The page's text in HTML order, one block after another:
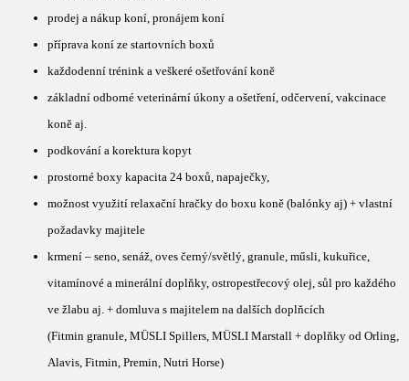
prodej a nákup koní, pronájem koní
příprava koní ze startovních boxů
každodenní trénink a veškeré ošetřování koně
základní odborné veterinární úkony a ošetření, odčervení, vakcinace
koně aj.
podkování a korektura kopyt
prostorné boxy kapacita 24 boxů, napaječky,
možnost využití relaxační hračky do boxu koně (balónky aj) + vlastní
požadavky majitele
krmení – seno, senáž, oves černý/světlý, granule, műsli, kukuřice,
vitamínové a minerální doplňky, ostropestřecový olej, sůl pro každého
ve žlabu aj. + domluva s majitelem na dalších doplňcích
(Fitmin granule, MÜSLI Spillers, MÜSLI Marstall + doplňky od Orling,
Alavis, Fitmin, Premin, Nutri Horse)